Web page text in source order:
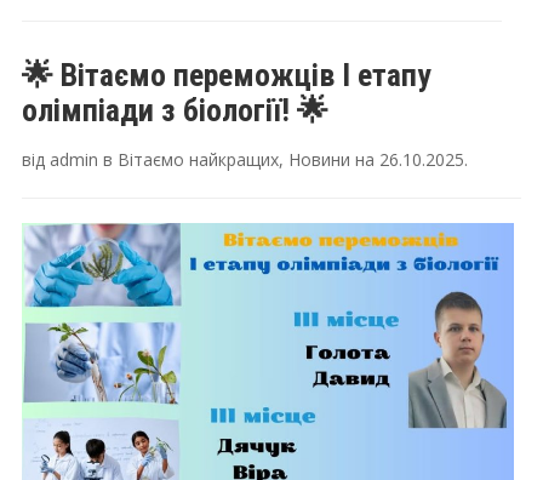
🌟 Вітаємо переможців І етапу
олімпіади з біології! 🌟
від admin в Вітаємо найкращих, Новини на 26.10.2025.